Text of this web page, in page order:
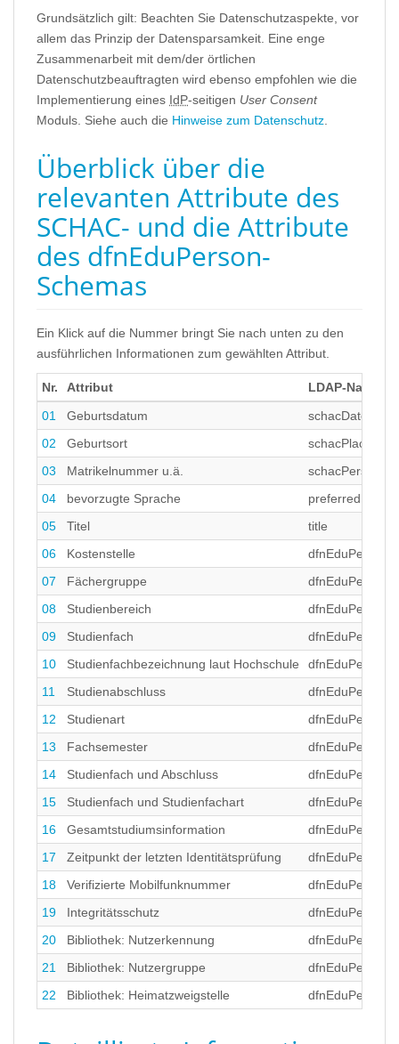
Grundsätzlich gilt: Beachten Sie Datenschutzaspekte, vor
allem das Prinzip der Datensparsamkeit. Eine enge
Zusammenarbeit mit dem/der örtlichen
Datenschutzbeauftragten wird ebenso empfohlen wie die
Implementierung eines IdP-seitigen User Consent
Moduls. Siehe auch die Hinweise zum Datenschutz
Überblick über die
relevanten Attribute des
SCHAC- und die Attribute
des dfnEduPerson-
Schemas
Ein Klick auf die Nummer bringt Sie nach unten zu den
ausführlichen Informationen zum gewählten Attribut.
Nr. Attribut
LDAP-Name
01
Geburtsdatum
02
Geburtsort
03
Matrikelnummer u.ä.
04
bevorzugte Sprache
05
Titel
title
06
Kostenstelle
07
Fächergruppe
08
Studienbereich
09
Studienfach
10
Studienfachbezeichnung laut Hochschule
11
Studienabschluss
12
Studienart
13
Fachsemester
14
Studienfach und Abschluss
15
Studienfach und Studienfachart
16
Gesamtstudiumsinformation
17
Zeitpunkt der letzten Identitätsprüfung
18
Verifizierte Mobilfunknummer
19
Integritätsschutz
20
Bibliothek: Nutzerkennung
21
Bibliothek: Nutzergruppe
22
Bibliothek: Heimatzweigstelle